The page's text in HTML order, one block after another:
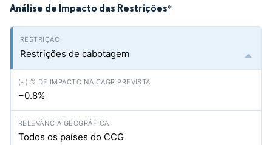
Análise de Impacto das Restrições*
Restrições de cabotagem
−0.8%
Todos os países do CCG